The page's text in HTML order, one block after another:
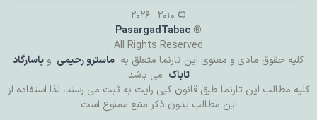
© 2010– 2026
®
PasargadTabac
All Rights Reserved
كليه حقوق مادی و معنوی اين تارنما متعلق به ماسترو رحیمی و پاسارگاد
تاباک می باشد
کلیه مطالب این تارنما طبق قانون کپی رایت به ثبت می رسند، لذا استفاده از
این مطالب بدون ذکر منبع ممنوع است